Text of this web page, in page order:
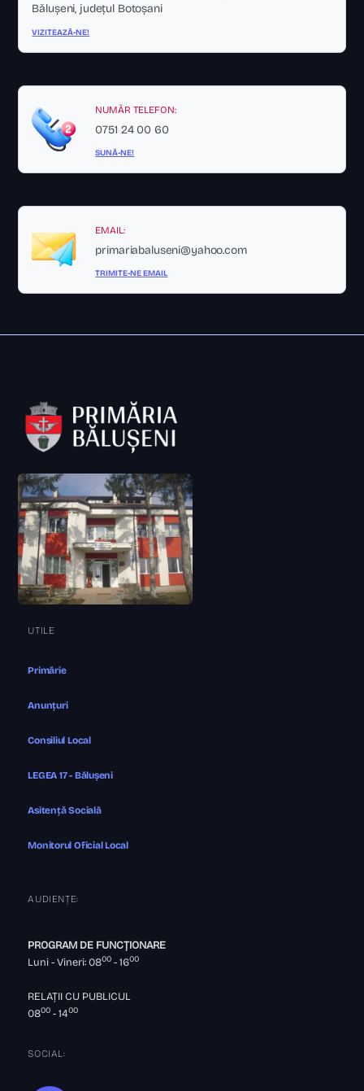
Bălușeni, județul Botoșani
VIZITEAZĂ-NE!
NUMĂR TELEFON:
0751 24 00 60
SUNĂ-NE!
EMAIL:
primariabaluseni@yahoo.com
TRIMITE-NE EMAIL
UTILE
Primărie
Anunțuri
Consiliul Local
LEGEA 17 - Bălușeni
Asitență Socială
Monitorul Oficial Local
AUDIENȚE:
PROGRAM DE FUNCȚIONARE
Luni - Vineri: 0800 - 1600
RELAȚII CU PUBLICUL
0800 - 1400
SOCIAL: